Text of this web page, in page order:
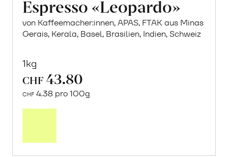
Espresso «Leopardo»
von Kaffeemacher:innen, APAS, FTAK aus Minas
Gerais, Kerala, Basel, Brasilien, Indien, Schweiz
1kg
CHF 43.80
CHF 4.38 pro 100g